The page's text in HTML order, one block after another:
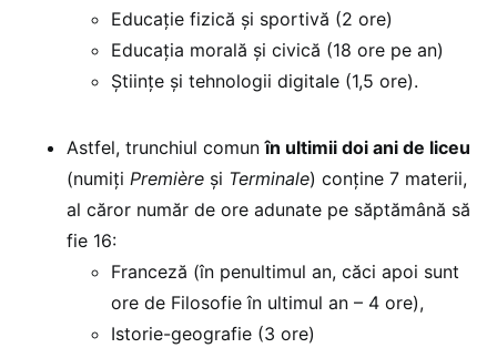
Educație fizică și sportivă (2 ore)
Educația morală și civică (18 ore pe an)
Științe și tehnologii digitale (1,5 ore).
Astfel, trunchiul comunîn ultimii doi ani de liceu
(numiți Première și Terminale) conține 7 materii,
al căror număr de ore adunate pe săptămână să
fie 16:
Franceză (în penultimul an, căci apoi sunt
ore de Filosofie în ultimul an – 4 ore),
Istorie-geografie (3 ore)